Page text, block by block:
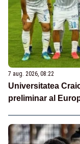
7 aug. 2026, 08:22
Universitatea
preliminar al